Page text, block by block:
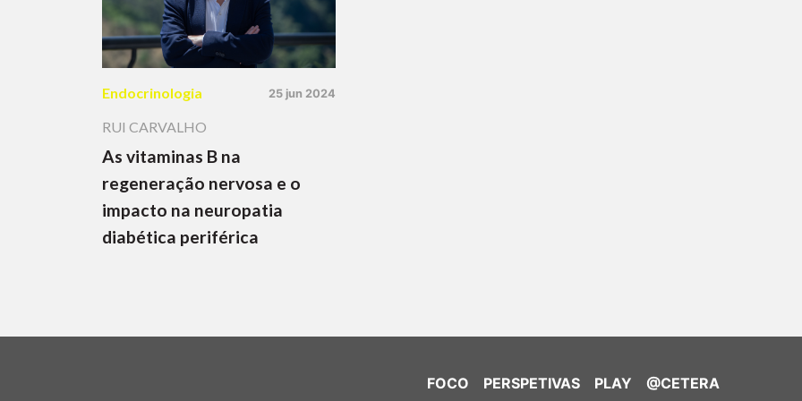
Endocrinologia 25 jun 2024
RUI CARVALHO
As vitaminas B na
regeneração nervosa e o
impacto na neuropatia
diabética periférica
FOCO PERSPETIVAS PLAY @CETERA